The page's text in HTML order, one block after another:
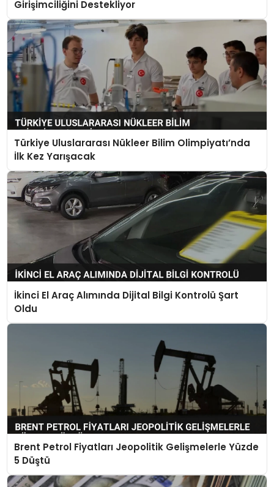
Girişimciliğini Destekliyor
Türkiye Uluslararası Nükleer Bilim Olimpiyatı’nda
İlk Kez Yarışacak
İkinci El Araç Alımında Dijital Bilgi Kontrolü Şart
Oldu
Brent Petrol Fiyatları Jeopolitik Gelişmelerle Yüzde
5 Düştü